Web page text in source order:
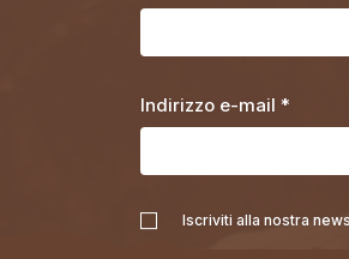
Indirizzo e-mail *
Iscriviti alla nostra